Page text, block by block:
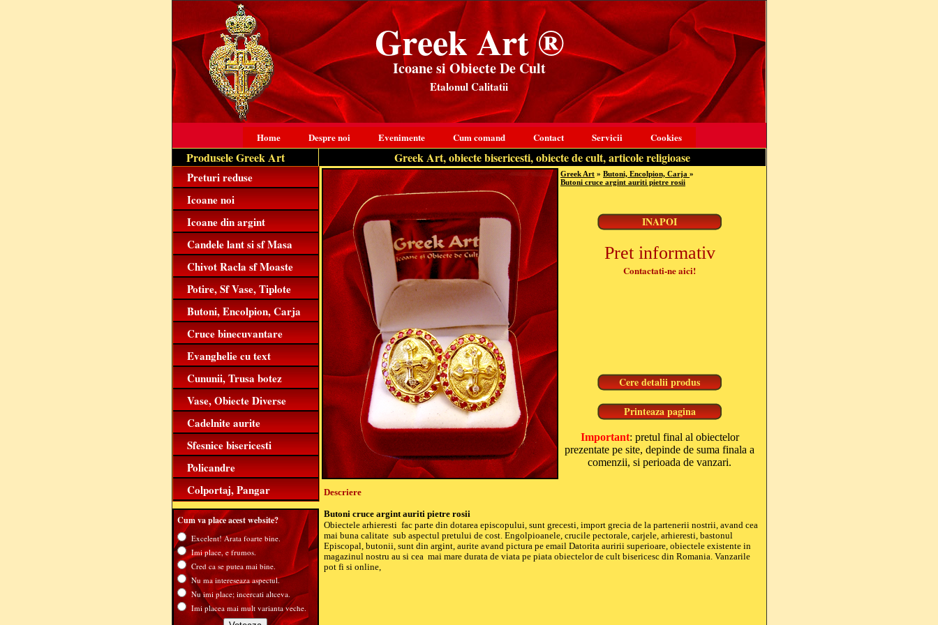
Greek Art ®
Icoane si Obiecte De Cult
Etalonul Calitatii
Home Despre noi Evenimente Cum comand Contact Servicii Cookies
Produsele Greek Art Greek Art, obiecte bisericesti, obiecte de cult, articole religioase
Preturi reduse
Icoane noi
Icoane din argint
Candele lant si sf Masa
Chivot Racla sf Moaste
Potire, Sf Vase, Tiplote
Butoni, Encolpion, Carja
Cruce binecuvantare
Evanghelie cu text
Cununii, Trusa botez
Vase, Obiecte Diverse
Cadelnite aurite
Sfesnice bisericesti
Policandre
Colportaj, Pangar
Cum va place acest website?
Excelent! Arata foarte bine.
Imi place, e frumos.
Cred ca se putea mai bine.
Nu ma intereseaza aspectul.
Nu imi place; incercati altceva.
Imi placea mai mult varianta veche.
Greek Art » Butoni, Encolpion, Carja »
Butoni cruce argint auriti pietre rosii
Pret informativ
Contactati-ne aici!
Important: pretul final al obiectelor
prezentate pe site, depinde de suma finala a
comenzii, si perioada de vanzari.
Descriere
Butoni cruce argint auriti pietre rosii
Obiectele arhieresti fac parte din dotarea episcopului, sunt grecesti, import grecia de la partenerii nostrii, avand cea
mai buna calitate sub aspectul pretului de cost. Engolpioanele, crucile pectorale, carjele, arhieresti, bastonul
Episcopal, butonii, sunt din argint, aurite avand pictura pe email Datorita auririi superioare, obiectele existente in
magazinul nostru au si cea mai mare durata de viata pe piata obiectelor de cult bisericesc din Romania. Vanzarile
pot fi si online,